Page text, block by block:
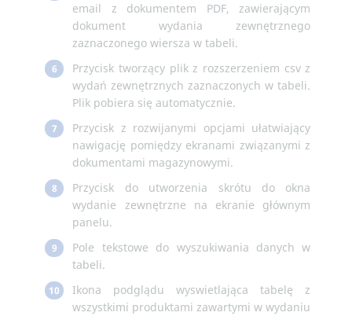
email z dokumentem PDF, zawierającym
dokument wydania zewnętrznego
zaznaczonego wiersza w tabeli.
6
Przycisk tworzący plik z rozszerzeniem csv z
wydań zewnętrznych zaznaczonych w tabeli.
Plik pobiera się automatycznie.
7
Przycisk z rozwijanymi opcjami ułatwiający
nawigację pomiędzy ekranami związanymi z
dokumentami magazynowymi.
8
Przycisk do utworzenia skrótu do okna
wydanie zewnętrzne na ekranie głównym
panelu.
9
Pole tekstowe do wyszukiwania danych w
tabeli.
10
Ikona podglądu wyswietlająca tabelę z
wszystkimi produktami zawartymi w wydaniu